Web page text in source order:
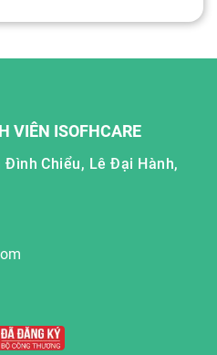
VIÊN ISOFHCARE
Đình Chiểu, Lê Đại Hành,